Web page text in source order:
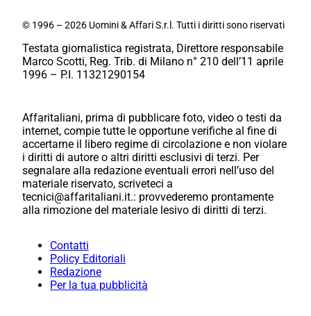
© 1996 – 2026 Uomini & Affari S.r.l. Tutti i diritti sono riservati
Testata giornalistica registrata, Direttore responsabile
Marco Scotti, Reg. Trib. di Milano n° 210 dell’11 aprile
1996 – P.I. 11321290154
Affaritaliani, prima di pubblicare foto, video o testi da
internet, compie tutte le opportune verifiche al fine di
accertarne il libero regime di circolazione e non violare
i diritti di autore o altri diritti esclusivi di terzi. Per
segnalare alla redazione eventuali errori nell’uso del
materiale riservato, scriveteci a
tecnici@affaritaliani.it.: provvederemo prontamente
alla rimozione del materiale lesivo di diritti di terzi.
Contatti
Policy Editoriali
Redazione
Per la tua pubblicità